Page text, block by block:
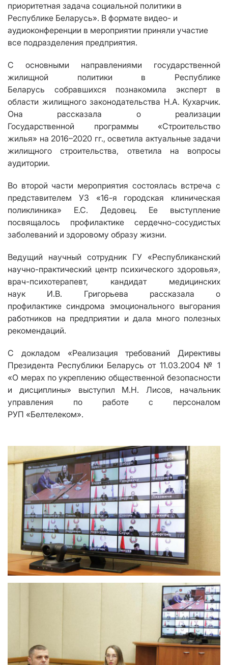
приоритетная задача социальной политики в
Республике Беларусь». В формате видео- и
аудиоконференции в мероприятии приняли участие
все подразделения предприятия.
С основными направлениями государственной
жилищной политики в Республике
Беларусь собравшихся познакомила эксперт в
области жилищного законодательства Н.А. Кухарчик.
Она рассказала о реализации
Государственной программы «Строительство
жилья» на 2016–2020 гг., осветила актуальные задачи
жилищного строительства, ответила на вопросы
аудитории.
Во второй части мероприятия состоялась встреча с
представителем УЗ «16-я городская клиническая
поликлиника» Е.С. Дедовец. Ее выступление
посвящалось профилактике сердечно-сосудистых
заболеваний и здоровому образу жизни.
Ведущий научный сотрудник ГУ «Республиканский
научно-практический центр психического здоровья»,
врач-психотерапевт, кандидат медицинских
наук И.В. Григорьева рассказала о
профилактике синдрома эмоционального выгорания
работников на предприятии и дала много полезных
рекомендаций.
С докладом «Реализация требований Директивы
Президента Республики Беларусь от 11.03.2004 № 1
«О мерах по укреплению общественной безопасности
и дисциплины» выступил М.Н. Лисов, начальник
управления по работе с персоналом
РУП «Белтелеком».